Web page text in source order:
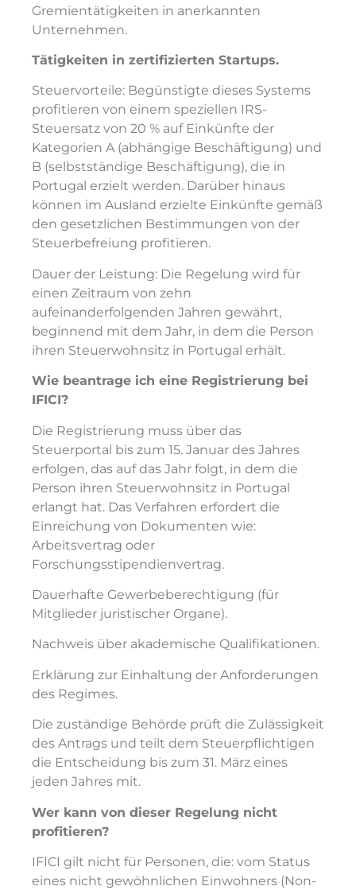
Gremientätigkeiten in anerkannten
Unternehmen.
Tätigkeiten in zertifizierten Startups.
Steuervorteile: Begünstigte dieses Systems
profitieren von einem speziellen IRS-
Steuersatz von 20 % auf Einkünfte der
Kategorien A (abhängige Beschäftigung) und
B (selbstständige Beschäftigung), die in
Portugal erzielt werden. Darüber hinaus
können im Ausland erzielte Einkünfte gemäß
den gesetzlichen Bestimmungen von der
Steuerbefreiung profitieren.
Dauer der Leistung: Die Regelung wird für
einen Zeitraum von zehn
aufeinanderfolgenden Jahren gewährt,
beginnend mit dem Jahr, in dem die Person
ihren Steuerwohnsitz in Portugal erhält.
Wie beantrage ich eine Registrierung bei
IFICI?
Die Registrierung muss über das
Steuerportal bis zum 15. Januar des Jahres
erfolgen, das auf das Jahr folgt, in dem die
Person ihren Steuerwohnsitz in Portugal
erlangt hat. Das Verfahren erfordert die
Einreichung von Dokumenten wie:
Arbeitsvertrag oder
Forschungsstipendienvertrag.
Dauerhafte Gewerbeberechtigung (für
Mitglieder juristischer Organe).
Nachweis über akademische Qualifikationen.
Erklärung zur Einhaltung der Anforderungen
des Regimes.
Die zuständige Behörde prüft die Zulässigkeit
des Antrags und teilt dem Steuerpflichtigen
die Entscheidung bis zum 31. März eines
jeden Jahres mit.
Wer kann von dieser Regelung nicht
profitieren?
IFICI gilt nicht für Personen, die: vom Status
eines nicht gewöhnlichen Einwohners (Non-